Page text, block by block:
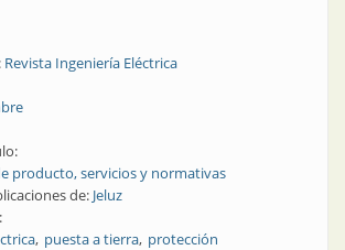
Revista Ingeniería Eléctrica
producto, servicios y normativas
de: Jeluz
puesta a tierra protección